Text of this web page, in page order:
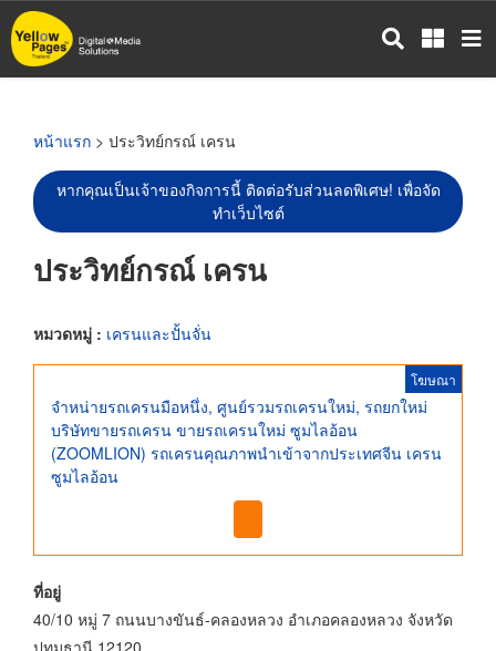
ข้าม
ไป
หน้าแรก > ประวิทย์กรณ์ เครน
หากคุณเป็นเจ้าของกิจการนี้ ติดต่อรับส่วนลดพิเศษ! เพื่อจัด
ทำเว็บไซต์
ประวิทย์กรณ์ เครน
หมวดหมู่ : เครนและปั้นจั่น
โฆษณา
จำหน่ายรถเครนมือหนึ่ง, ศูนย์รวมรถเครนใหม่, รถยกใหม่
บริษัทขายรถเครน ขายรถเครนใหม่ ซูมไลอ้อน
(ZOOMLION) รถเครนคุณภาพนำเข้าจากประเทศจีน เครน
ซูมไลอ้อน
ที่อยู่
40/10 หมู่ 7 ถนนบางขันธ์-คลองหลวง อำเภอคลองหลวง จังหวัด
ปทุมธานี 12120